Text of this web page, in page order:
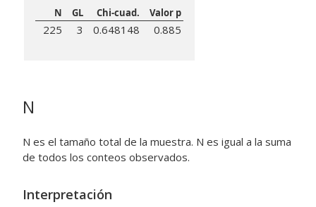
N GL Chi-cuad. Valor p
225 3 0.648148 0.885
N
N es el tamaño total de la muestra. N es igual a la suma
de todos los conteos observados.
Interpretación